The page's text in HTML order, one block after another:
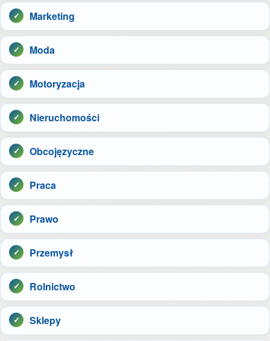
Marketing
Moda
Motoryzacja
Nieruchomości
Obcojęzyczne
Praca
Prawo
Przemysł
Rolnictwo
Sklepy